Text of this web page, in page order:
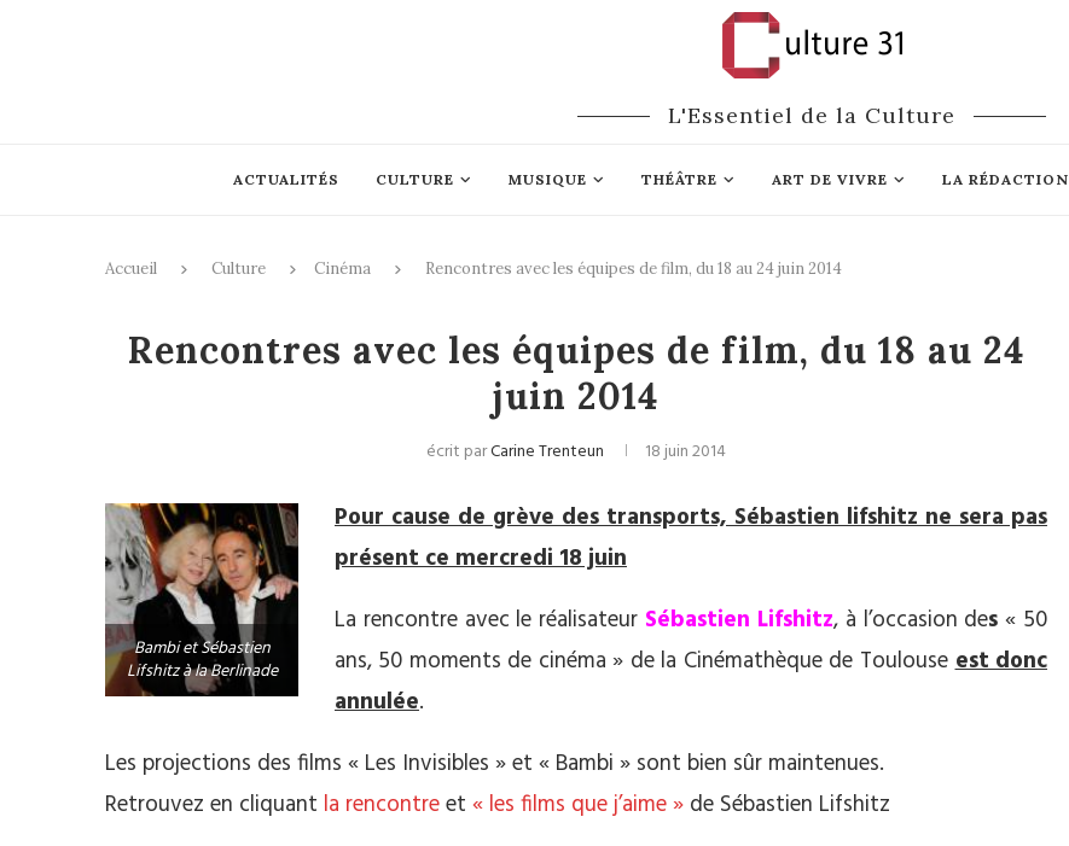
L'Essentiel de la Culture
ACTUALITÉS CULTURE MUSIQUE THÉÂTRE ART DE VIVRE LA RÉDACTION
Accueil Culture Cinéma Rencontres avec les équipes de film, du 18 au 24 juin 2014
Rencontres avec les équipes de film, du 18 au 24
juin 2014
écrit parCarine Trenteun 18 juin 2014
Bambi et Sébastien
Lifshitz à la Berlinade
Pour cause de grève des transports, Sébastien lifshitz ne sera pas
présent ce mercredi 18 juin
La rencontre avec le réalisateur Sébastien Lifshitz, à l’occasion des « 50
ans, 50 moments de cinéma » de la Cinémathèque de Toulouseest donc
annulée.
Les projections des films « Les Invisibles » et « Bambi » sont bien sûr maintenues.
Retrouvez en cliquant la rencontreet « les films que j’aime » de Sébastien Lifshitz